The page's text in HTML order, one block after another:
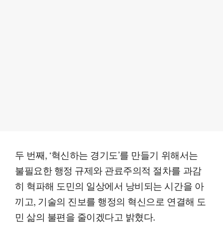
두 번째, ‘혁신하는 경기도’를 만들기 위해서는
불필요한 행정 규제와 관료주의적 절차를 과감
히 혁파해 도민의 일상에서 낭비되는 시간을 아
끼고, 기술의 진보를 행정의 혁신으로 연결해 도
민 삶의 불편을 줄이겠다고 밝혔다.